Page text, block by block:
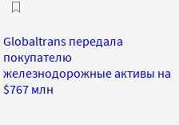
Globaltrans передала
покупателю
железнодорожные активы на
$767 млн